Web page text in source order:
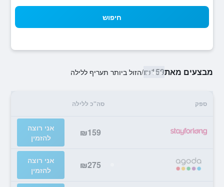
חיפוש
מבצעים מאת₪159
/הזול ביותר תעריף ללילה
ספק סה"כ ללילה
₪159
אני רוצה
להזמין
₪275
אני רוצה
להזמין